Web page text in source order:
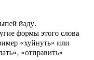
йаду.
формы этого слова
«хуйнуть» или
«отправить»